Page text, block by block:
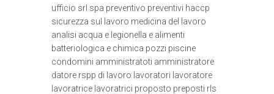
ufficio srl spa preventivo preventivi haccp
sicurezza sul lavoro medicina del lavoro
analisi acqua e legionella e alimenti
batteriologica e chimica pozzi piscine
condomini amministratoti amministratore
datore rspp di lavoro lavoratori lavoratore
lavoratrice lavoratrici proposto preposti rls